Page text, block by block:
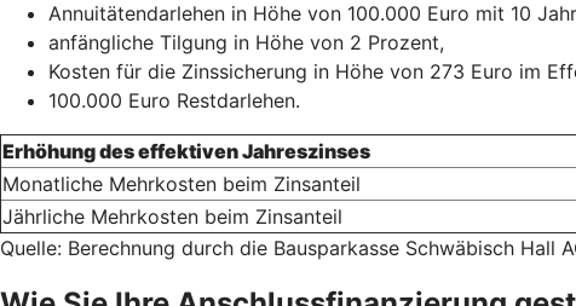
Annuitätendarlehen in Höhe von 100.000 Euro mit 10
anfängliche Tilgung in Höhe von 2 Prozent,
Kosten für die Zinssicherung in Höhe von 273 Euro im
100.000 Euro Restdarlehen.
Erhöhung des effektiven Jahreszinses
Monatliche Mehrkosten beim Zinsanteil
Jährliche Mehrkosten beim Zinsanteil
Quelle: Berechnung durch die Bausparkasse Schwäbisch Hall